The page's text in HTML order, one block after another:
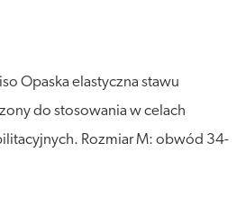
Opaska elastyczna stawu
do stosowania w celach
Rozmiar M: obwód 34-